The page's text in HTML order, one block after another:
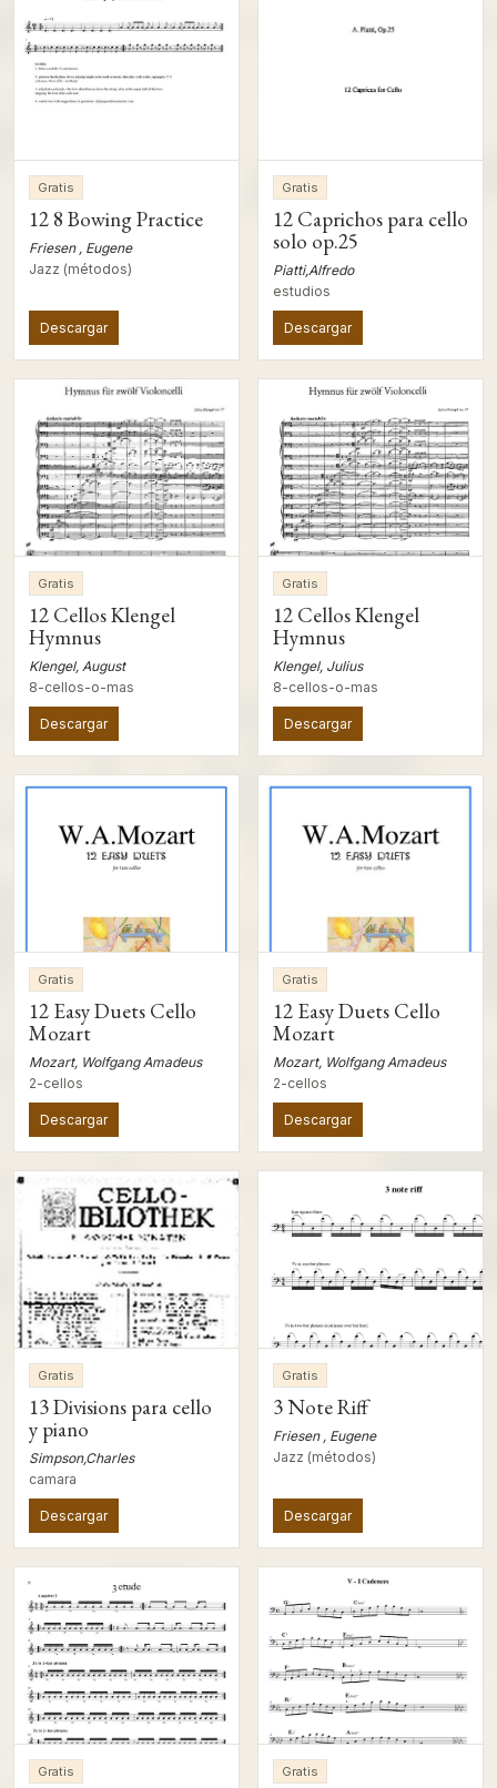
Gratis
12 8 Bowing Practice
Friesen , Eugene
Jazz (métodos)
Descargar
Gratis
12 Caprichos para cello
solo op.25
Piatti,Alfredo
estudios
Descargar
Gratis
12 Cellos Klengel
Hymnus
Klengel, August
8-cellos-o-mas
Descargar
Gratis
12 Cellos Klengel
Hymnus
Klengel, Julius
8-cellos-o-mas
Descargar
Gratis
12 Easy Duets Cello
Mozart
Mozart, Wolfgang Amadeus
2-cellos
Descargar
Gratis
12 Easy Duets Cello
Mozart
Mozart, Wolfgang Amadeus
2-cellos
Descargar
Gratis
13 Divisions para cello
y piano
Simpson,Charles
camara
Descargar
Gratis
3 Note Riff
Friesen , Eugene
Jazz (métodos)
Descargar
Gratis Gratis